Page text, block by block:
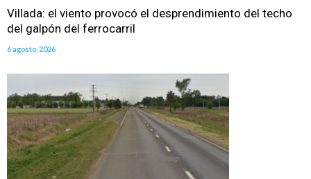
Villada: el viento provocó el desprendimiento del techo
del galpón del ferrocarril
6 agosto, 2026